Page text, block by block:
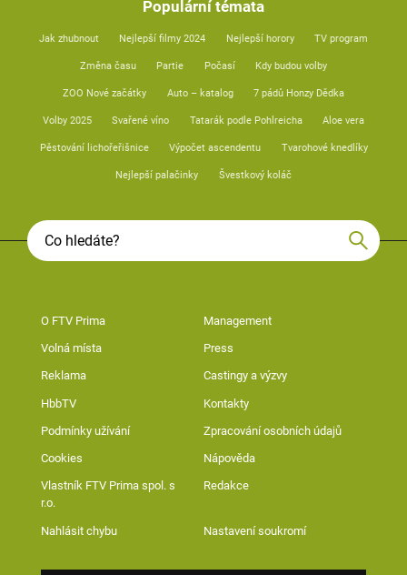
Populární témata
Jak zhubnout Nejlepší filmy 2024 Nejlepší horory TV program
Změna času Partie Počasí Kdy budou volby
ZOO Nové začátky Auto – katalog 7 pádů Honzy Dědka
Volby 2025 Svařené víno Tatarák podle Pohlreicha Aloe vera
Pěstování lichořeřišnice Výpočet ascendentu Tvarohové knedlíky
Nejlepší palačinky Švestkový koláč
O FTV Prima Management
Volná místa Press
Reklama Castingy a výzvy
HbbTV Kontakty
Podmínky užívání Zpracování osobních údajů
Cookies Nápověda
Vlastník FTV Prima spol. s
r.o.
Redakce
Nahlásit chybu Nastavení soukromí